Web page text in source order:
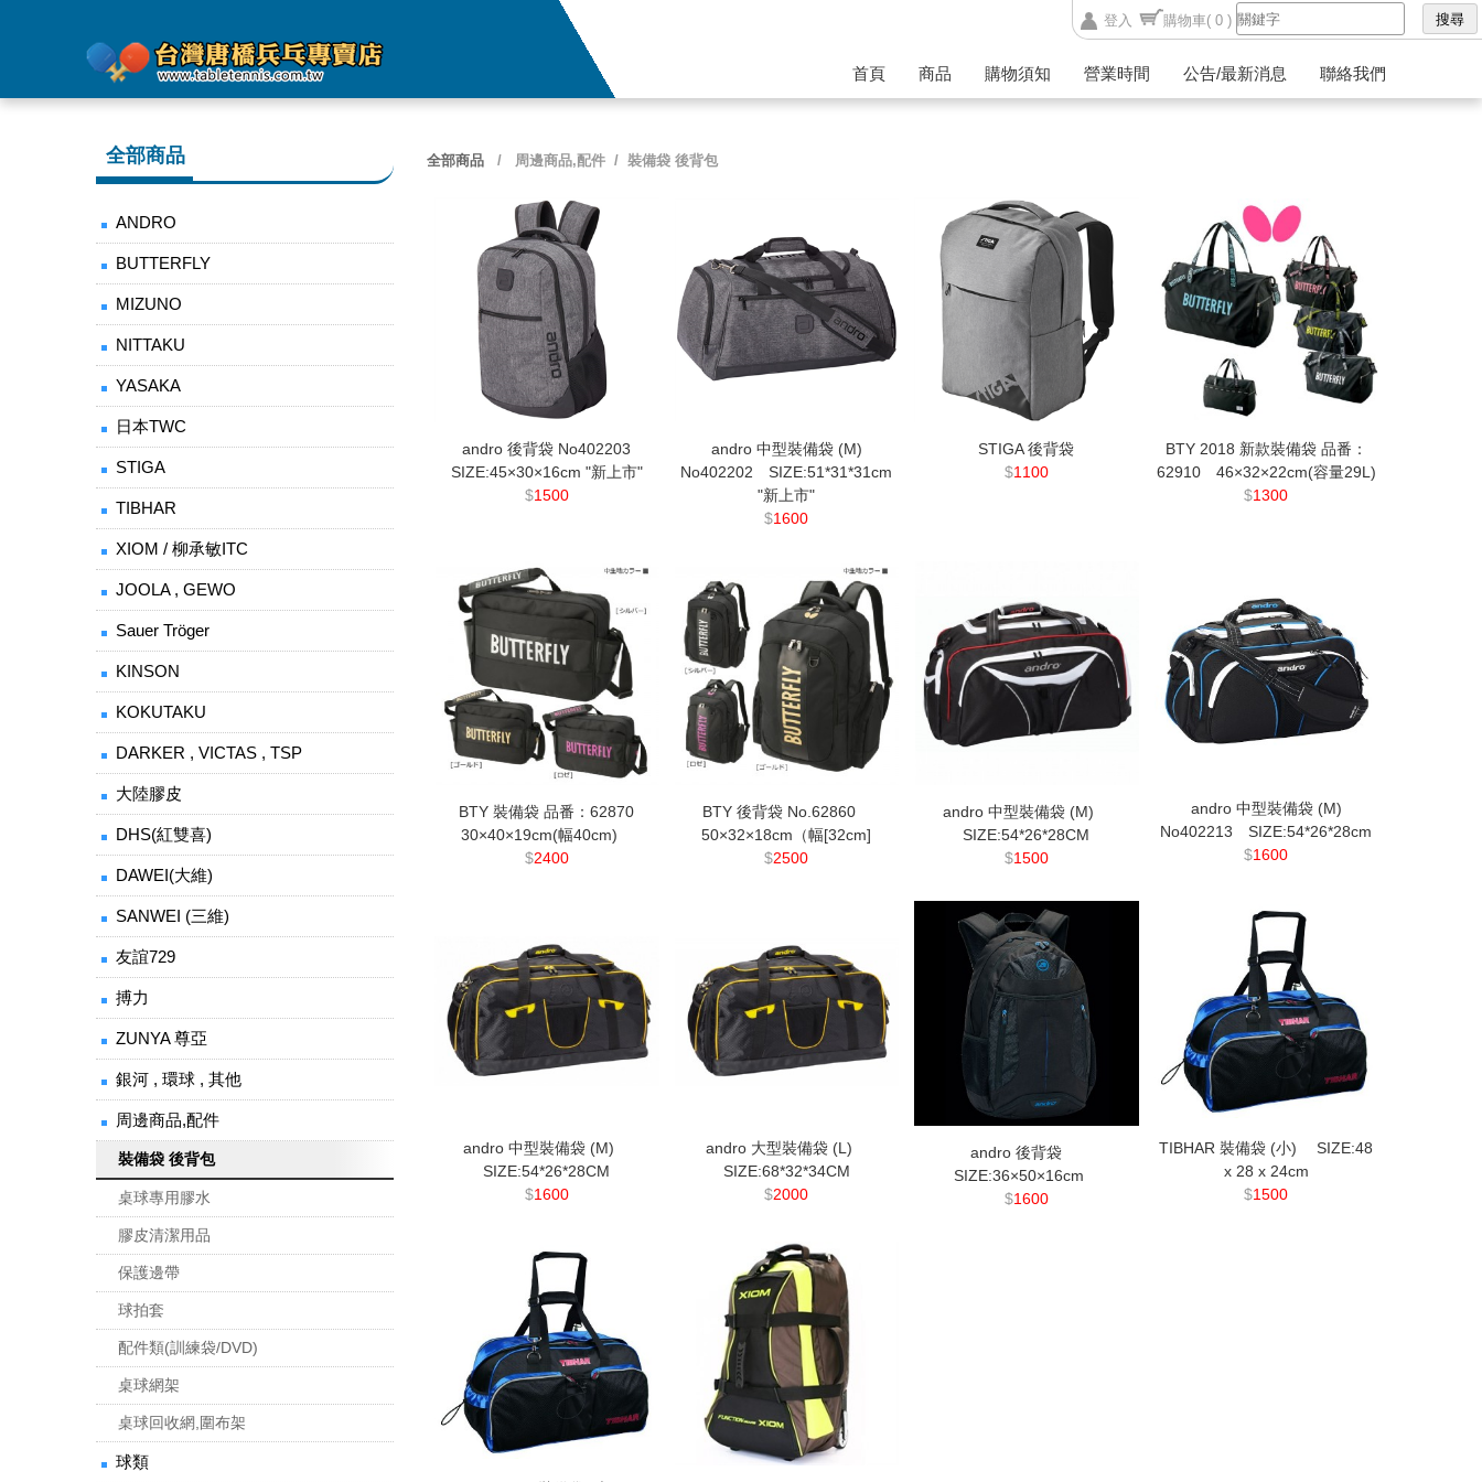
登入 購物車( 0 )
首頁 商品 購物須知 營業時間 公告/最新消息 聯絡我們
全部商品
ANDRO
BUTTERFLY
MIZUNO
NITTAKU
YASAKA
日本TWC
STIGA
TIBHAR
XIOM / 柳承敏ITC
JOOLA , GEWO
Sauer Tröger
KINSON
KOKUTAKU
DARKER , VICTAS , TSP
大陸膠皮
DHS(紅雙喜)
DAWEI(大維)
SANWEI (三維)
友誼729
搏力
ZUNYA 尊亞
銀河 , 環球 , 其他
周邊商品,配件
裝備袋 後背包
桌球專用膠水
膠皮清潔用品
保護邊帶
球拍套
配件類(訓練袋/DVD)
桌球網架
桌球回收網,圍布架
球類
全部商品 / 周邊商品,配件 / 裝備袋 後背包
andro 後背袋 No402203
SIZE:45×30×16cm "新上市"
$1500
andro 中型裝備袋 (M)
No402202 SIZE:51*31*31cm
"新上市"
$1600
STIGA 後背袋
$1100
BTY 2018 新款裝備袋 品番：
62910 46×32×22cm(容量29L)
$1300
BTY 裝備袋 品番：62870
30×40×19cm(幅40cm)
$2400
BTY 後背袋 No.62860
50×32×18cm（幅[32cm]
$2500
andro 中型裝備袋 (M)
SIZE:54*26*28CM
$1500
andro 中型裝備袋 (M)
No402213 SIZE:54*26*28cm
$1600
andro 中型裝備袋 (M)
SIZE:54*26*28CM
$1600
andro 大型裝備袋 (L)
SIZE:68*32*34CM
$2000
andro 後背袋
SIZE:36×50×16cm
$1600
TIBHAR 裝備袋 (小) SIZE:48
x 28 x 24cm
$1500